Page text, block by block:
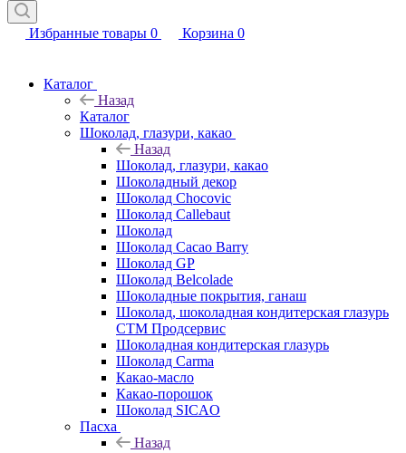
Избранные товары 0 Корзина 0
Каталог
Назад
Каталог
Шоколад, глазури, какао
Назад
Шоколад, глазури, какао
Шоколадный декор
Шоколад Chocovic
Шоколад Callebaut
Шоколад
Шоколад Cacao Barry
Шоколад GP
Шоколад Belcolade
Шоколадные покрытия, ганаш
Шоколад, шоколадная кондитерская глазурь
СТМ Продсервис
Шоколадная кондитерская глазурь
Шоколад Carma
Какао-масло
Какао-порошок
Шоколад SICAO
Пасха
Назад